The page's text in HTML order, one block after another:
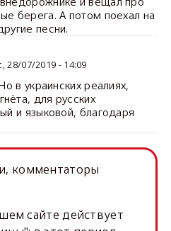
берега. А потом поехал на
песни.
28/07/2019 - 14:09
в украинских реалиях,
для русских
и языковой, благодаря
комментаторы
сайте действует